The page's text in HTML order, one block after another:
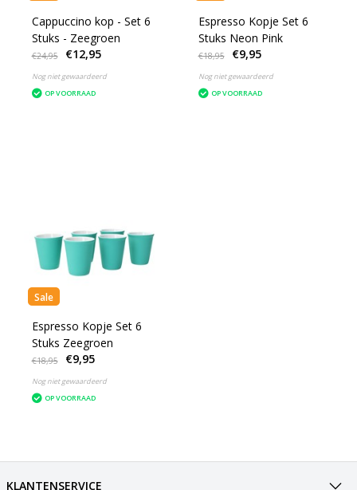
Cappuccino kop - Set 6
Stuks - Zeegroen
€24,95 €12,95
Nog niet gewaardeerd
OP VOORRAAD
Espresso Kopje Set 6
Stuks Neon Pink
€18,95 €9,95
Nog niet gewaardeerd
OP VOORRAAD
Sale
Espresso Kopje Set 6
Stuks Zeegroen
€18,95 €9,95
Nog niet gewaardeerd
OP VOORRAAD
KLANTENSERVICE